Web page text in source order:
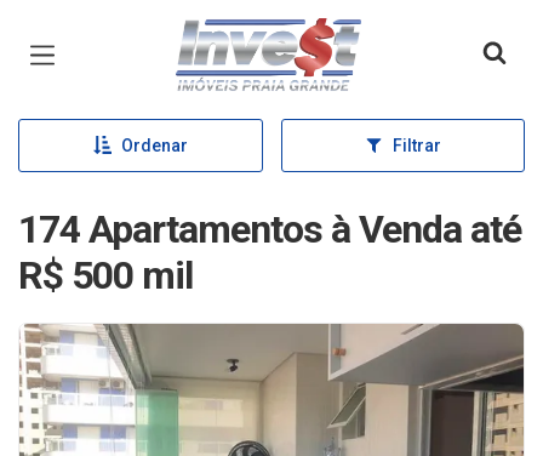
Página inicial
Ordenar Filtrar
174 Apartamentos à Venda até
R$ 500 mil